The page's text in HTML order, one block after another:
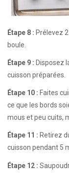
Étape 8 : Prélevez
boule.
Étape 9 : Disposez
cuisson préparées.
Étape 10 : Faites
ce que les bords
mous et peu cuits,
Étape 11 : Retirez
cuisson pendant 5
Étape 12 :